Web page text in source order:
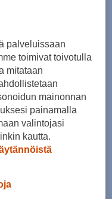
palveluissaan
toimivat toivotulla
mitataan
mainonnan
painamalla
valintojasi
kautta.